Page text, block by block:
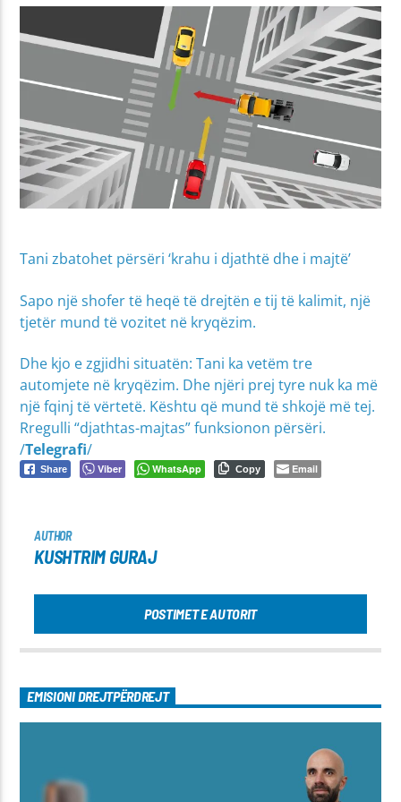
Tani zbatohet përsëri ‘krahu i djathtë dhe i majtë’
Sapo një shofer të heqë të drejtën e tij të kalimit, një
tjetër mund të vozitet në kryqëzim.
Dhe kjo e zgjidhi situatën: Tani ka vetëm tre
automjete në kryqëzim. Dhe njëri prej tyre nuk ka më
një fqinj të vërtetë. Kështu që mund të shkojë më tej.
Rregulli “djathtas-majtas” funksionon përsëri.
/Telegrafi/
Share Viber WhatsApp Copy Email
AUTHOR
KUSHTRIM GURAJ
POSTIMET E AUTORIT
EMISIONI DREJTPËRDREJT